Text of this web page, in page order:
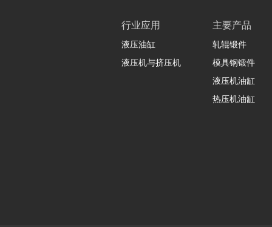
行业应用
液压油缸
液压机与挤压机
主要产品
轧辊锻件
模具钢锻件
液压机油缸
热压机油缸